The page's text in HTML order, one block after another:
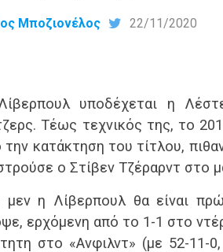
Μποζιονέλος 22/11/2020
υποδέχεται η
Τέως τεχνικός της, το
την κατάκτηση του τίτλου,
ο Στίβεν Τζέραρντ στο
μεν η Λίβερπουλ θα είναι
ερχόμενη από το 1-1 στο
στο «Ανφιλντ» (με 52-11-